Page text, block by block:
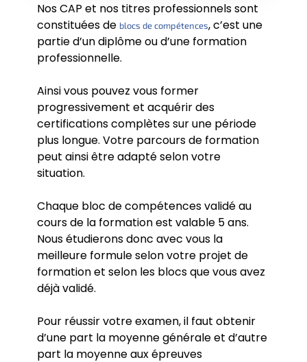
Nos CAP et nos titres professionnels sont
constituées de blocs de compétences, c’est une
partie d’un diplôme ou d’une formation
professionnelle.
Ainsi vous pouvez vous former
progressivement et acquérir des
certifications complètes sur une période
plus longue. Votre parcours de formation
peut ainsi être adapté selon votre
situation.
Chaque bloc de compétences validé au
cours de la formation est valable 5 ans.
Nous étudierons donc avec vous la
meilleure formule selon votre projet de
formation et selon les blocs que vous avez
déjà validé.
Pour réussir votre examen, il faut obtenir
d’une part la moyenne générale et d’autre
part la moyenne aux épreuves